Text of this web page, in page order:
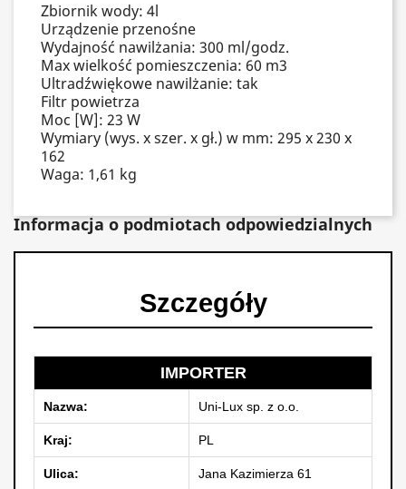
Zbiornik wody: 4l
Urządzenie przenośne
Wydajność nawilżania: 300 ml/godz.
Max wielkość pomieszczenia: 60 m3
Ultradźwiękowe nawilżanie: tak
Filtr powietrza
Moc [W]: 23 W
Wymiary (wys. x szer. x gł.) w mm: 295 x 230 x
162
Waga: 1,61 kg
Informacja o podmiotach odpowiedzialnych
Szczegóły
IMPORTER
Nazwa: Uni-Lux sp. z o.o.
Kraj: PL
Ulica: Jana Kazimierza 61